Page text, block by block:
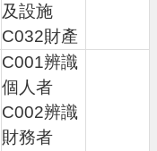
及設施
C032財產
C001辨識
個人者
C002辨識
財務者